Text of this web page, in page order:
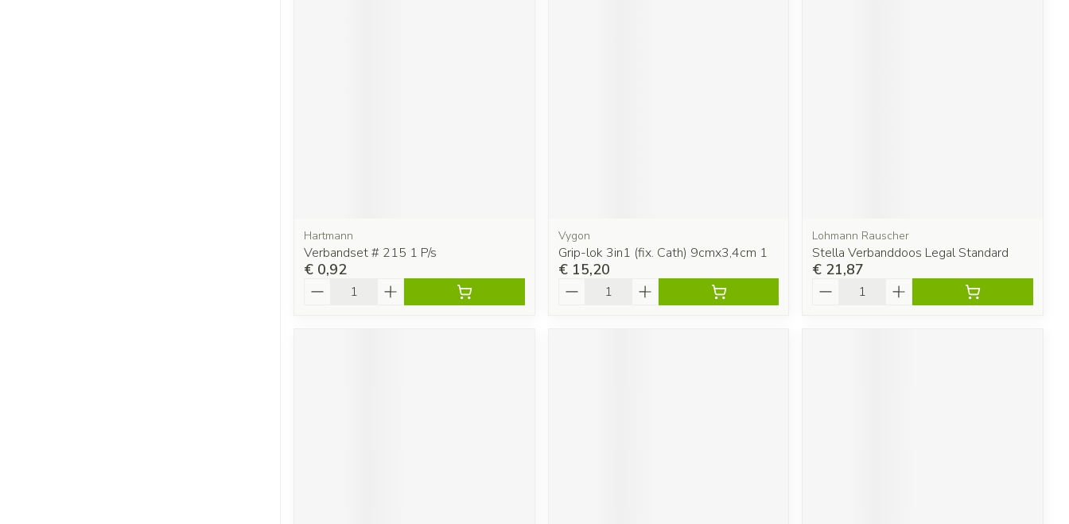
Hartmann
Verbandset # 215 1 P/s
€ 0,92
Vygon
Grip-lok 3in1 (fix. Cath) 9cmx3,4cm 1
€ 15,20
Lohmann Rauscher
Stella Verbanddoos Legal Standard
€ 21,87